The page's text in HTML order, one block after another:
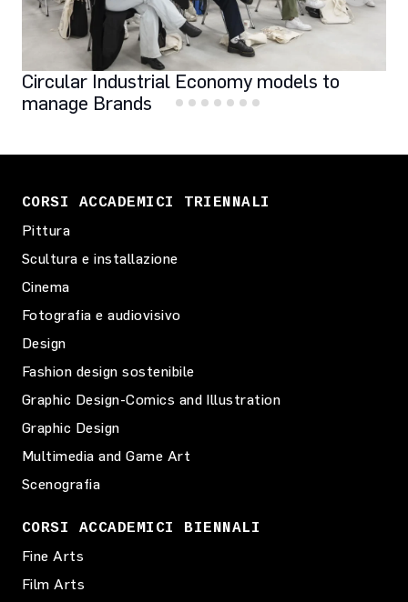
Circular Industrial Economy models to
manage Brands
CORSI ACCADEMICI TRIENNALI
Pittura
Scultura e installazione
Cinema
Fotografia e audiovisivo
Design
Fashion design sostenibile
Graphic Design-Comics and Illustration
Graphic Design
Multimedia and Game Art
Scenografia
CORSI ACCADEMICI BIENNALI
Fine Arts
Film Arts